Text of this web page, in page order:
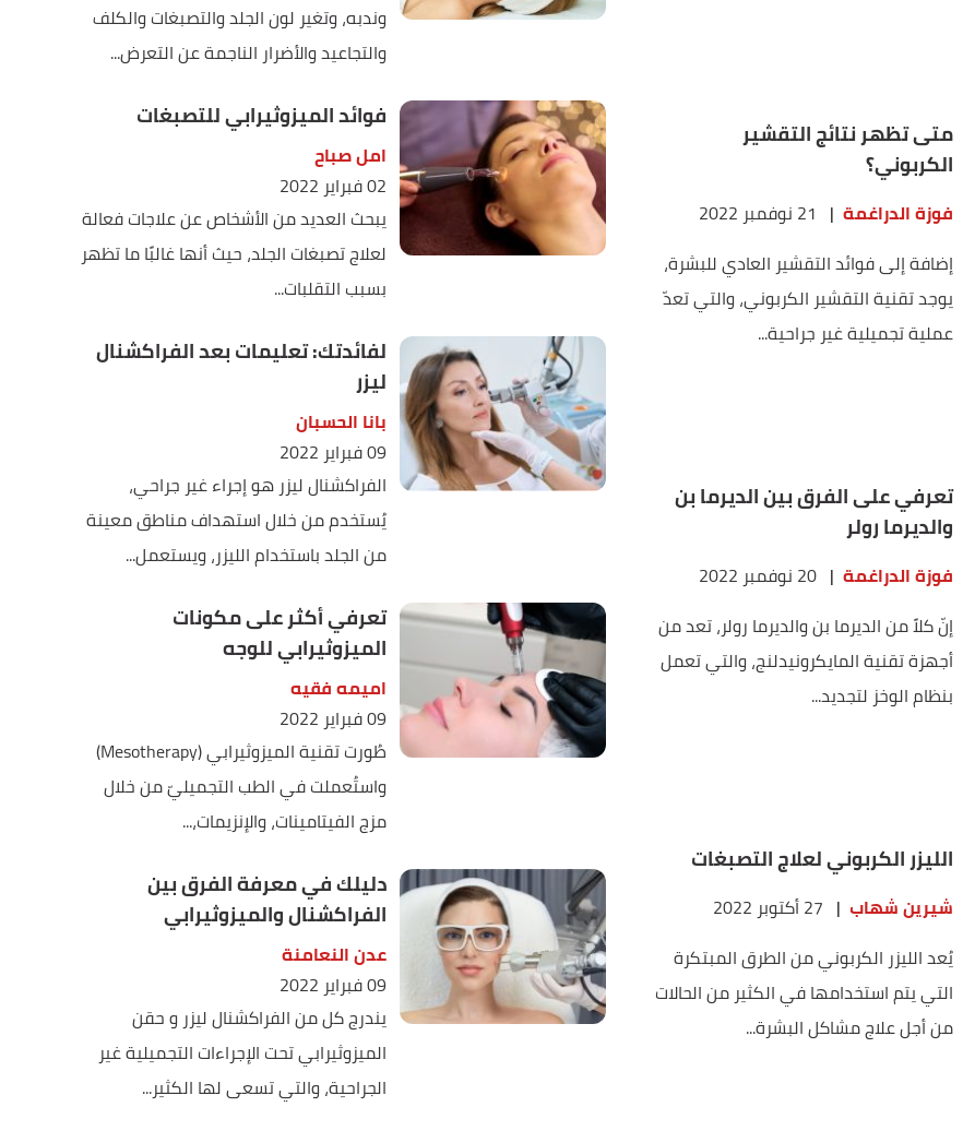
متى تظهر نتائج التقشير
الكربوني؟
فوزة الدراغمة | 21 نوفمبر 2022
إضافة إلى فوائد التقشير العادي للبشرة،
يوجد تقنية التقشير الكربوني، والتي تعدّ
عملية تجميلية غير جراحية...
تعرفي على الفرق بين الديرما بن
والديرما رولر
فوزة الدراغمة | 20 نوفمبر 2022
إنّ كلاً من الديرما بن والديرما رولر، تعد من
أجهزة تقنية المايكرونيدلنج، والتي تعمل
بنظام الوخز لتجديد...
الليزر الكربوني لعلاج التصبغات
شيرين شهاب | 27 أكتوبر 2022
يُعد الليزر الكربوني من الطرق المبتكرة
التي يتم استخدامها في الكثير من الحالات
من أجل علاج مشاكل البشرة...
وندبه، وتغير لون الجلد والتصبغات والكلف
والتجاعيد والأضرار الناجمة عن التعرض...
فوائد الميزوثيرابي للتصبغات
امل صباح
02 فبراير 2022
يبحث العديد من الأشخاص عن علاجات فعالة
لعلاج تصبغات الجلد، حيث أنها غالبًا ما تظهر
بسبب التقلبات...
لفائدتك: تعليمات بعد الفراكشنال
ليزر
بانا الحسبان
09 فبراير 2022
الفراكشنال ليزر هو إجراء غير جراحي،
يُستخدم من خلال استهداف مناطق معينة
من الجلد باستخدام الليزر، ويستعمل...
تعرفي أكثر على مكونات
الميزوثيرابي للوجه
اميمه فقيه
09 فبراير 2022
طُورت تقنية الميزوثيرابي (Mesotherapy)
واستُعملت في الطب التجميليّ من خلال
مزج الفيتامينات، والإنزيمات،...
دليلك في معرفة الفرق بين
الفراكشنال والميزوثيرابي
عدن النعامنة
09 فبراير 2022
يندرج كل من الفراكشنال ليزر و حقن
الميزوثيرابي تحت الإجراءات التجميلية غير
الجراحية، والتي تسعى لها الكثير...